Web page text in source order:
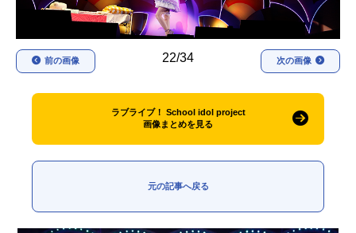
春アニメ 夏アニメ
秋アニメ 冬アニメ
男性声優/女性声優一覧
FOLLOW US
22/34
前の画像 次の画像
ラブライブ！ School idol project
画像まとめを見る
元の記事へ戻る